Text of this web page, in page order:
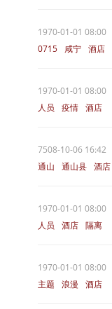
1970-01-01 08:00
0715
咸宁 酒店
1970-01-01 08:00
人员
疫情 酒店
7508-10-06 16:42
通山
通山县 酒店
1970-01-01 08:00
人员
酒店 隔离
1970-01-01 08:00
主题
浪漫 酒店